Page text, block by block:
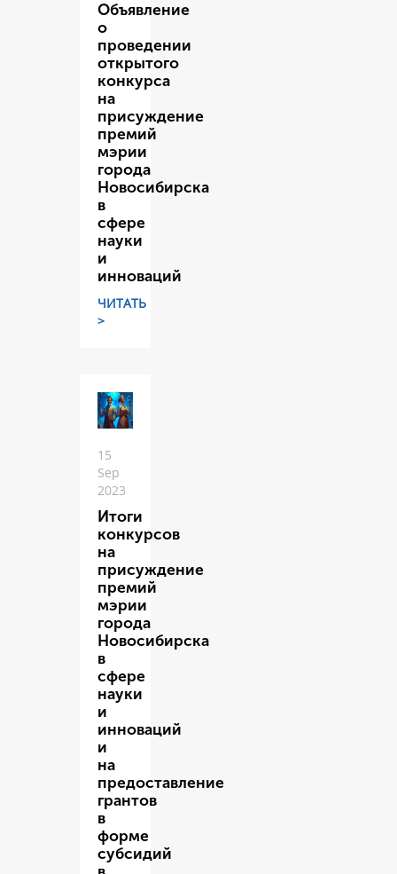
Объявление
о
проведении
открытого
конкурса
на
присуждение
премий
мэрии
города
Новосибирска
в
сфере
науки
и
инноваций
ЧИТАТЬ
>
15
Sep
2023
Итоги
конкурсов
на
присуждение
премий
мэрии
города
Новосибирска
в
сфере
науки
и
инноваций
и
на
предоставление
грантов
в
форме
субсидий